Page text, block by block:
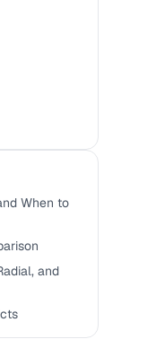
When to
and